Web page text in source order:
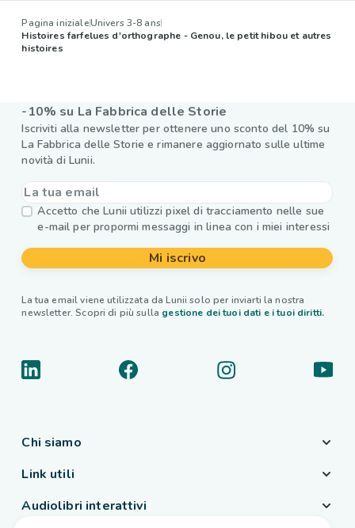
Pagina inizialeUnivers 3-8 ans
Histoires farfelues d'orthographe - Genou, le petit hibou et autres
histoires
-10% su La Fabbrica delle Storie
Iscriviti alla newsletter per ottenere uno sconto del 10% su
La Fabbrica delle Storie e rimanere aggiornato sulle ultime
novità di Lunii.
Accetto che Lunii utilizzi pixel di tracciamento nelle sue
e-mail per propormi messaggi in linea con i miei interessi
Mi iscrivo
La tua email viene utilizzata da Lunii solo per inviarti la nostra
newsletter. Scopri di più sulla gestione dei tuoi dati e i tuoi diritti.
Chi siamo
Link utili
Audiolibri interattivi